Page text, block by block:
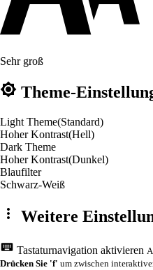
Sehr groß
Theme-
Light Theme(Standard)
Hoher Kontrast(Hell)
Dark Theme
Hoher Kontrast(Dunkel)
Blaufilter
Schwarz-Weiß
Weitere
Tastaturnavigation aktivieren
Drücken Sie 'f' um zwischen